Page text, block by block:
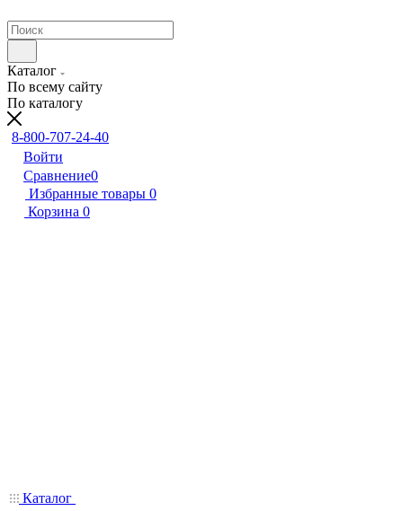
Каталог
По всему сайту
По каталогу
8-800-707-24-40
Войти
Сравнение0
Избранные товары 0
Корзина 0
Каталог